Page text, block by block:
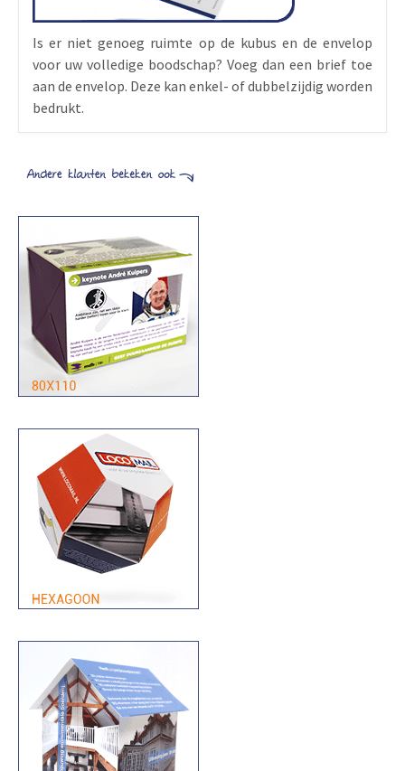
Is er niet genoeg ruimte op de kubus en de envelop
voor uw volledige boodschap? Voeg dan een brief toe
aan de envelop. Deze kan enkel- of dubbelzijdig worden
bedrukt.